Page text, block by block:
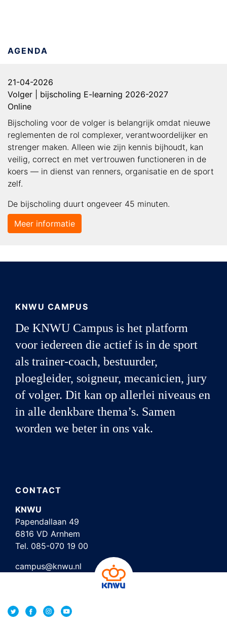
AGENDA
21-04-2026
Volger | bijscholing E-learning 2026-2027
Online
Bijscholing voor de volger is belangrijk omdat nieuwe
reglementen de rol complexer, verantwoordelijker en
strenger maken. Alleen wie zijn kennis bijhoudt, kan
veilig, correct en met vertrouwen functioneren in de
koers — in dienst van renners, organisatie en de sport
zelf.
De bijscholing duurt ongeveer 45 minuten.
Meer informatie
CONTACT
KNWU
Papendallaan 49
6816 VD Arnhem
Tel. 085-070 19 00
campus@knwu.nl
KNWU CAMPUS
De KNWU Campus is het platform
voor iedereen die actief is in de sport
als trainer-coach, bestuurder,
ploegleider, soigneur, mecanicien, jury
of volger. Dit kan op allerlei niveaus en
in alle denkbare thema’s. Samen
worden we beter in ons vak.